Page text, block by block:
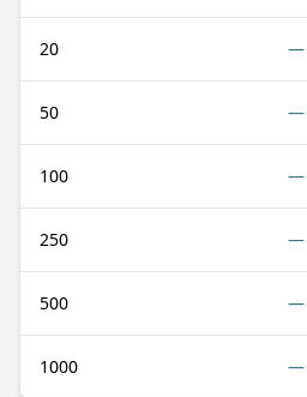
20 —
50 —
100 —
250 —
500 —
1000 —